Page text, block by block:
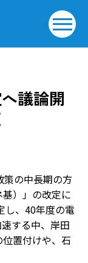
議論開
の中長期の方
）」の改定に
し、40年度の電
する中、岸田
置付けや、石